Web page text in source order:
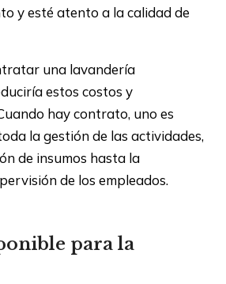
y esté atento a la calidad de
una lavandería
estos costos y
hay contrato, uno es
la gestión de las actividades,
de insumos hasta la
de los empleados.
para la